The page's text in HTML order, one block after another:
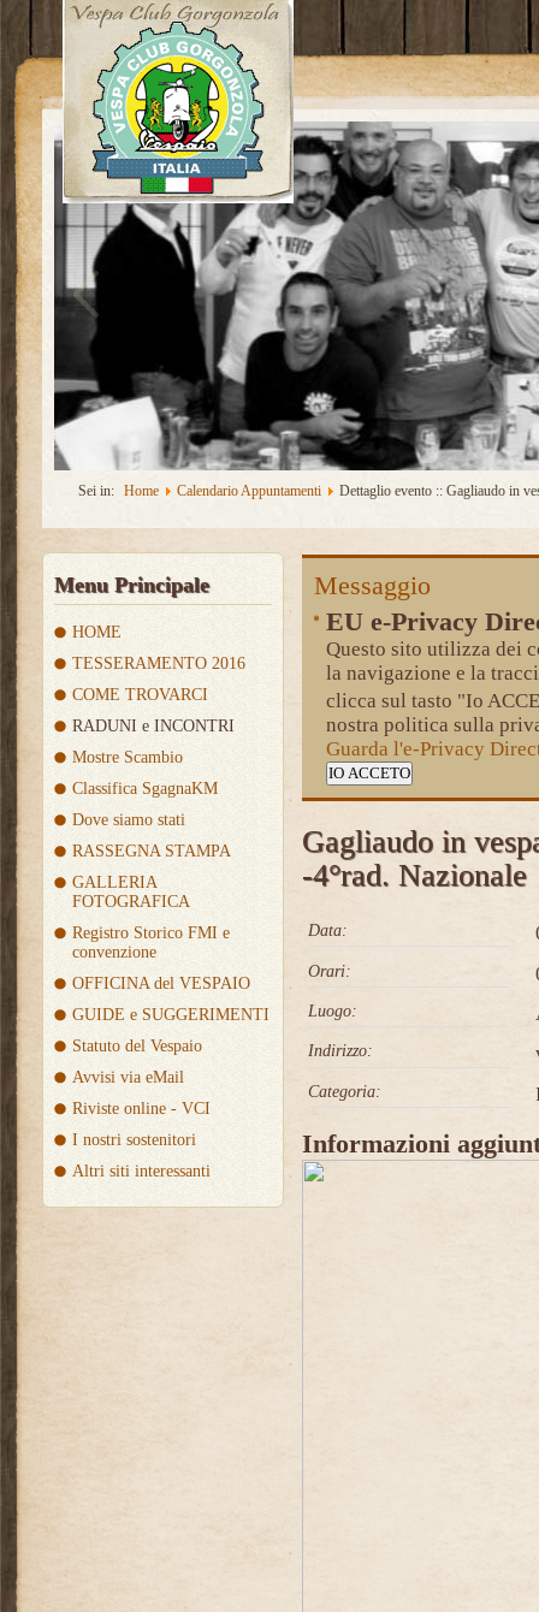
Sei in: Home Calendario Appuntamenti Dettaglio evento :: Gagliaudo in
Menu Principale
HOME
TESSERAMENTO 2016
COME TROVARCI
RADUNI e INCONTRI
Mostre Scambio
Classifica SgagnaKM
Dove siamo stati
RASSEGNA STAMPA
GALLERIA
FOTOGRAFICA
Registro Storico FMI e
convenzione
OFFICINA del VESPAIO
GUIDE e SUGGERIMENTI
Statuto del Vespaio
Avvisi via eMail
Riviste online - VCI
I nostri sostenitori
Altri siti interessanti
Messaggio
EU e-Privacy
Questo sito utilizza dei
la navigazione e la
clicca sul tasto "Io
nostra politica sulla
Guarda l'e-Privacy
IO ACCETO
Gagliaudo in
-4°rad. Nazionale
Data:
Orari:
Luogo:
Indirizzo:
Categoria:
Informazioni